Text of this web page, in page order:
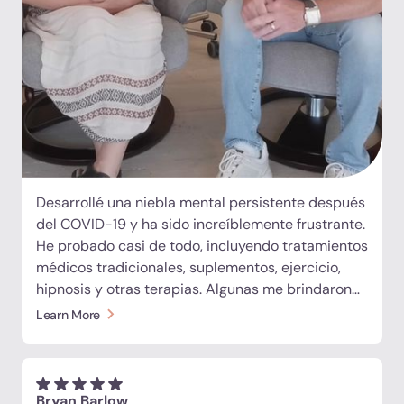
Desarrollé una niebla mental persistente después
del COVID-19 y ha sido increíblemente frustrante.
He probado casi de todo, incluyendo tratamientos
médicos tradicionales, suplementos, ejercicio,
hipnosis y otras terapias. Algunas me brindaron
un alivio temporal, pero nada marcó una
alentadoras de otras personas que se habían
sometido a terapia con células madre, decidí que
Learn More